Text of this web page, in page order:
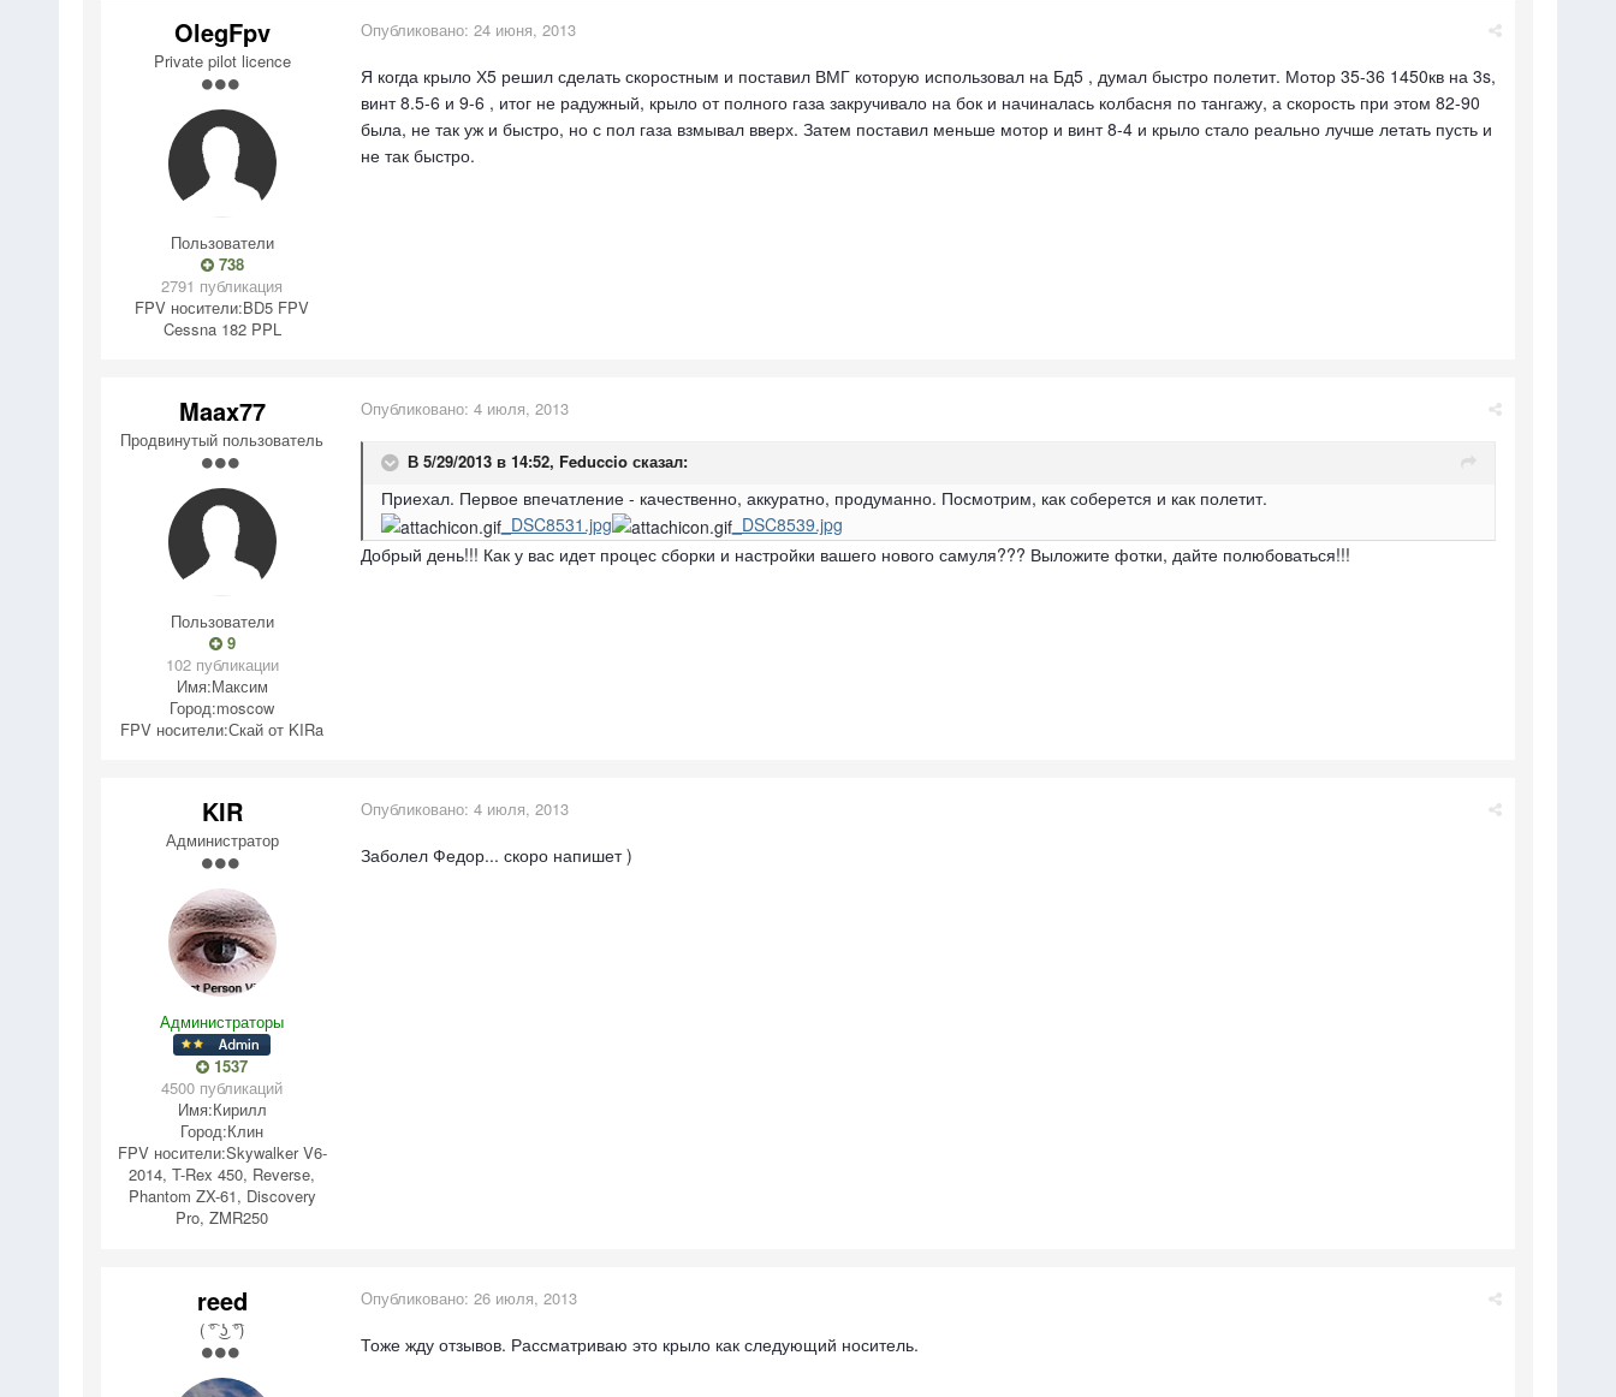
OlegFpv
Private pilot licence
Пользователи
738
2791 публикация
FPV носители:BD5 FPV
Cessna 182 PPL
Опубликовано: 24 июня, 2013
Я когда крыло Х5 решил сделать скоростным и поставил ВМГ которую использовал на Бд5 , думал быстро полетит. Мотор 35-36 1450кв на 3s,
винт 8.5-6 и 9-6 , итог не радужный, крыло от полного газа закручивало на бок и начиналась колбасня по тангажу, а скорость при этом 82-90
была, не так уж и быстро, но с пол газа взмывал вверх. Затем поставил меньше мотор и винт 8-4 и крыло стало реально лучше летать пусть и
не так быстро.
Maax77
Продвинутый пользователь
Пользователи
9
102 публикации
Имя:Максим
Город:moscow
FPV носители:Скай от KIRa
Опубликовано: 4 июля, 2013
В 5/29/2013 в 14:52, Feduccio сказал:
Приехал. Первое впечатление - качественно, аккуратно, продуманно. Посмотрим, как соберется и как полетит.
_DSC8531.jpg
_DSC8539.jpg
Добрый день!!! Как у вас идет процес сборки и настройки вашего нового самуля??? Выложите фотки, дайте полюбоваться!!!
KIR
Администратор
Администраторы
1537
4500 публикаций
Имя:Кирилл
Город:Клин
FPV носители:Skywalker V6-
2014, T-Rex 450, Reverse,
Phantom ZX-61, Discovery
Pro, ZMR250
Опубликовано: 4 июля, 2013
Заболел Федор... скоро напишет )
reed
( ͡° ͜ʖ ͡°)
Опубликовано: 26 июля, 2013
Тоже жду отзывов. Рассматриваю это крыло как следующий носитель.